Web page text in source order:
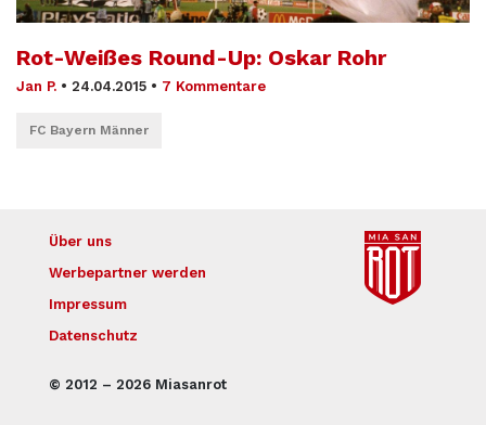
Rot-Weißes Round-Up: Oskar Rohr
Jan P. • 24.04.2015 • 7 Kommentare
FC Bayern Männer
© 2012 – 2026 Miasanrot
Über uns
Werbepartner werden
Impressum
Datenschutz